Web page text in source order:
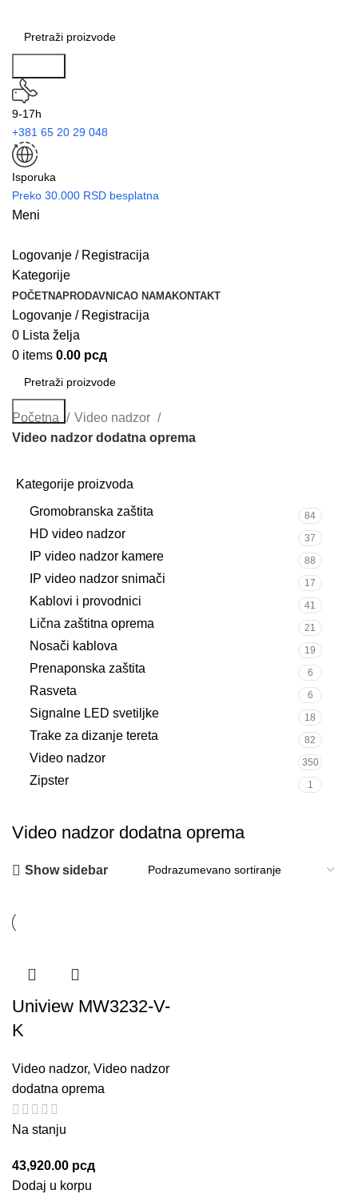
9-17h
+381 65 20 29 048
Isporuka
Preko 30.000 RSD besplatna
Meni
Logovanje / Registracija
Kategorije
POČETNAPRODAVNICAO NAMAKONTAKT
Logovanje / Registracija
0 Lista želja
0 items 0.00 рсд
Search
Početna
Video nadzor
Video nadzor dodatna oprema
Kategorije proizvoda
Gromobranska zaštita
84
HD video nadzor 37
IP video nadzor kamere 88
IP video nadzor snimači 17
Kablovi i provodnici 41
Lična zaštitna oprema 21
Nosači kablova 19
Prenaponska zaštita 6
Rasveta 6
Signalne LED svetiljke 18
Trake za dizanje tereta 82
Video nadzor 350
Zipster 1
Video nadzor dodatna oprema
Show sidebar
Uniview MW3232-V-
K
Video nadzor, Video nadzor
dodatna oprema
Na stanju
43,920.00 рсд
Dodaj u korpu